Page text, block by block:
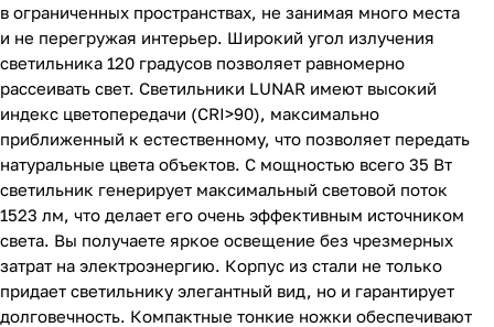
в ограниченных пространствах, не занимая много места
и не перегружая интерьер. Широкий угол излучения
светильника 120 градусов позволяет равномерно
рассеивать свет. Светильники LUNAR имеют высокий
индекс цветопередачи (CRI>90), максимально
приближенный к естественному, что позволяет передать
натуральные цвета объектов. С мощностью всего 35 Вт
светильник генерирует максимальный световой поток
1523 лм, что делает его очень эффективным источником
света. Вы получаете яркое освещение без чрезмерных
затрат на электроэнергию. Корпус из стали не только
придает светильнику элегантный вид, но и гарантирует
долговечность. Компактные тонкие ножки обеспечивают